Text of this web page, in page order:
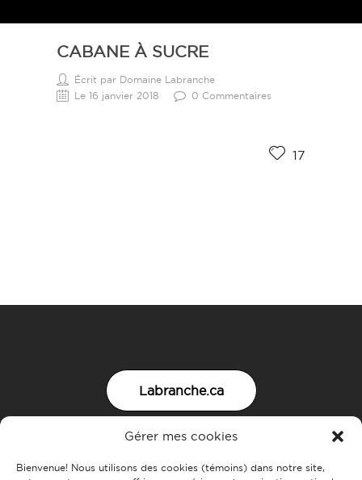
Gérer mes cookies
Bienvenue! Nous utilisons des cookies (témoins) dans notre site,
CABANE À SUCRE
Écrit par Domaine Labranche
Le 16 janvier 2018
0 Commentaires
17
Labranche.ca